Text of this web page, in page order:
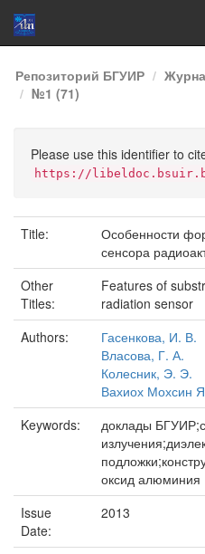
Skip
navigation
Репозиторий БГУИР
№1 (71)
Please use this identifier to
https://
Title:
Особенности
сенсора
Other
Titles:
Features of
radiation sensor
Authors:
Гасенкова, И. В.
Власова, Г. А.
Колесник, Э. Э.
Вахиох Мохсин
Keywords:
доклады
оксид алюминия
Issue
Date:
2013